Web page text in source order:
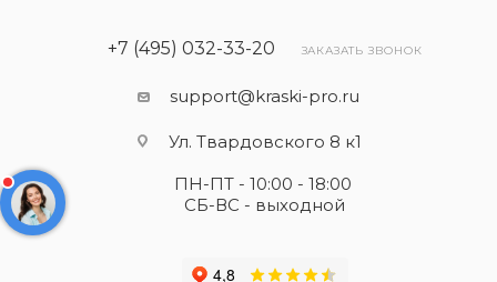
+7 (495) 032-33-20 ЗАКАЗАТЬ ЗВОНОК
support@kraski-pro.ru
Ул. Твардовского 8 к1
ПН-ПТ - 10:00 - 18:00
СБ-ВС - выходной